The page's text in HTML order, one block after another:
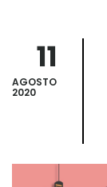
11
AGOSTO
2020